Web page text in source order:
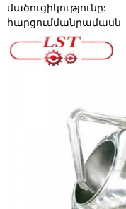
մածուցիկությունը:
հարցումմանրամասն